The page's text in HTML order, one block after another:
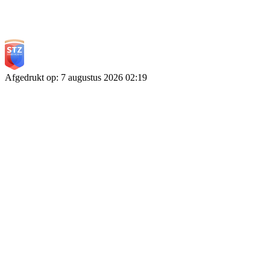
Afgedrukt op: 7 augustus 2026 02:19